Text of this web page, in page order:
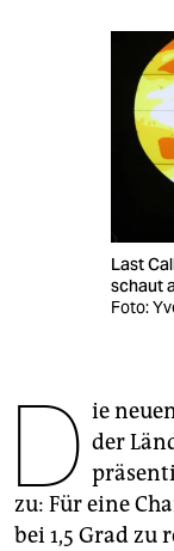
veranstaltungen
genossenschaft
epaper login
Last
schaut
Foto:
D ie
der
zu: Für eine
bei 1,5 Grad zu